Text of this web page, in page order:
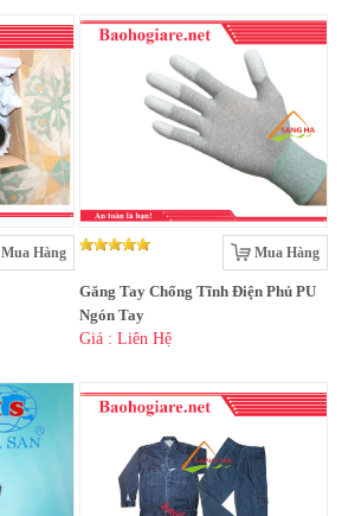
Mua Hàng Mua Hàng
Găng Tay Chống Tĩnh Điện Phủ PU
Ngón Tay
Giá : Liên Hệ